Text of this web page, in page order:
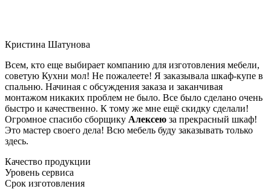
Кристина Шатунова
Всем, кто еще выбирает компанию для изготовления мебели,
советую Кухни мол! Не пожалеете! Я заказывала шкаф-купе в
спальню. Начиная с обсуждения заказа и заканчивая
монтажом никаких проблем не было. Все было сделано очень
быстро и качественно. К тому же мне ещё скидку сделали!
Огромное спасибо сборщику Алексею за прекрасный шкаф!
Это мастер своего дела! Всю мебель буду заказывать только
здесь.
Качество продукции
Уровень сервиса
Срок изготовления